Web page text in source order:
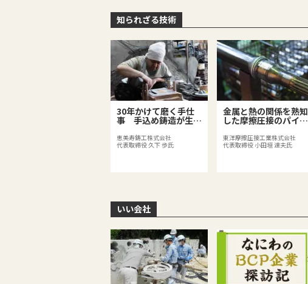
知られざる技術
30年かけて磨く手仕
事 手込め鋳造が生み
恵美寿鋳工株式会社
代表取締役 久下 歩氏
金属と熱の関係を熟知
した摩擦圧接のパイオ
東洋摩擦圧接工業株式会社
代表取締役 小田垣 達夫氏
いい会社